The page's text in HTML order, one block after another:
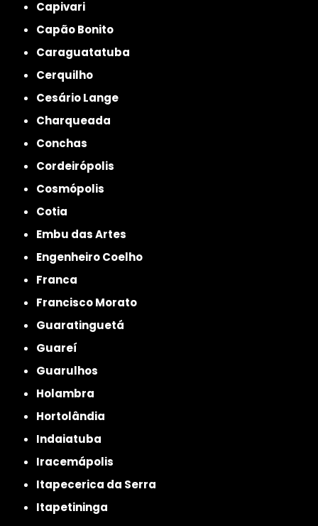
Capivari
Capão Bonito
Caraguatatuba
Cerquilho
Cesário Lange
Charqueada
Conchas
Cordeirópolis
Cosmópolis
Cotia
Embu das Artes
Engenheiro Coelho
Franca
Francisco Morato
Guaratinguetá
Guareí
Guarulhos
Holambra
Hortolândia
Indaiatuba
Iracemápolis
Itapecerica da Serra
Itapetininga